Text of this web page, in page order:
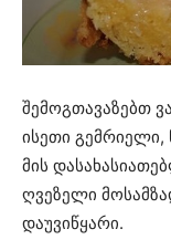
შემოგთავაზებთ
ისეთი გემრიელი,
მის
ღვეზელი
დაუვიწყარი.